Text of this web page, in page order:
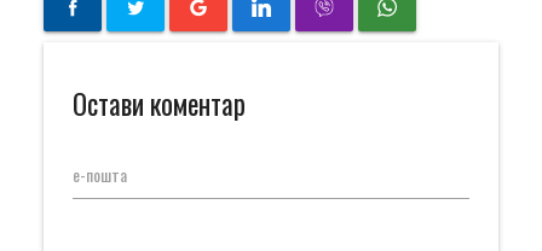
Остави коментар
е-пошта